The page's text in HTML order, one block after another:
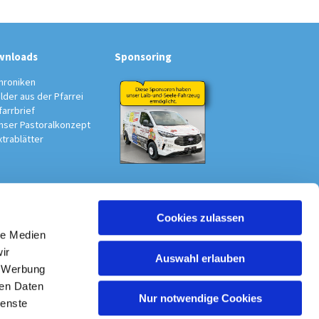
Medien
Daten
Cookies zulassen
Auswahl erlauben
Nur notwendige Cookies
aus der Pfarrei
Pastoralkonzept
Sponsoring